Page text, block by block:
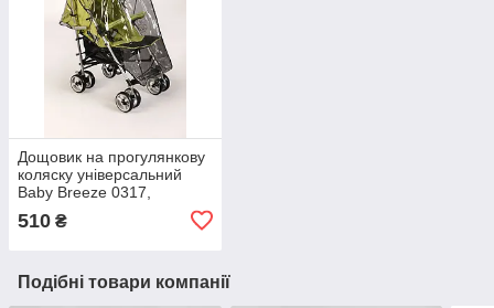
Дощовик на прогулянкову
коляску універсальний
Baby Breeze 0317,
510 ₴
Подібні товари компанії